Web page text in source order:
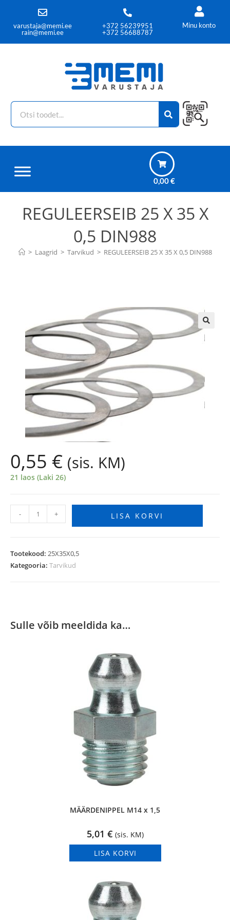
varustaja@memi.ee
rain@memi.ee
+372 56239951
+372 56688787
Minu konto
0,00€
REGULEERSEIB 25 X 35 X
0,5 DIN988
> Laagrid > Tarvikud > REGULEERSEIB 25 X 35 X 0,5 DIN988
🔍
0,55 € (sis. KM)
21 laos (Laki 26)
- + LISA KORVI
Tootekood: 25X35X0,5
Kategooria: Tarvikud
Sulle võib meeldida ka…
MÄÄRDENIPPEL M14 x 1,5
5,01 € (sis. KM)
LISA KORVI